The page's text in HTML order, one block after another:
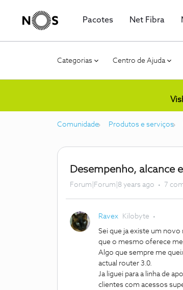
Pacotes Net Fibra
Categorias Centro de Ajuda
Comunidade Produtos e serviços
Desempenho, alcance
Forum|Forum|8 years ago 7
Ravex Kilobyte
Sei que ja existe um
que o mesmo oferece
Algo que sempre me
actual router 3.0.
Ja liguei para a linha de
clientes com acessos